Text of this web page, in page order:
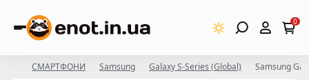
0
СМАРТФОНИ Samsung Galaxy S-Series (Global) Samsung